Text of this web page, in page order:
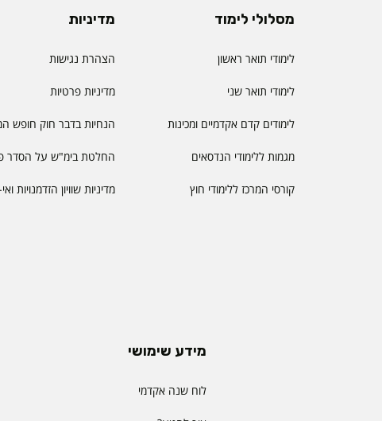
מסלולי לימוד
לימודי תואר ראשון
לימודי תואר שני
לימודים קדם אקדמיים ומכינות
מגמות ללימודי הנדסאים
קורסי המרכז ללימודי חוץ
מדיניות
הצהרת נגישות
מדיניות פרטיות
הנחיות בדבר חוק חופש
החלטת בימ"ש על הסדר
מדיניות שוויון הזדמנויות
מידע שימושי
לוח שנה אקדמי